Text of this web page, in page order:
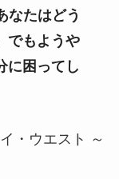
なたはどう
でもようや
に困ってし
・ウエスト ～